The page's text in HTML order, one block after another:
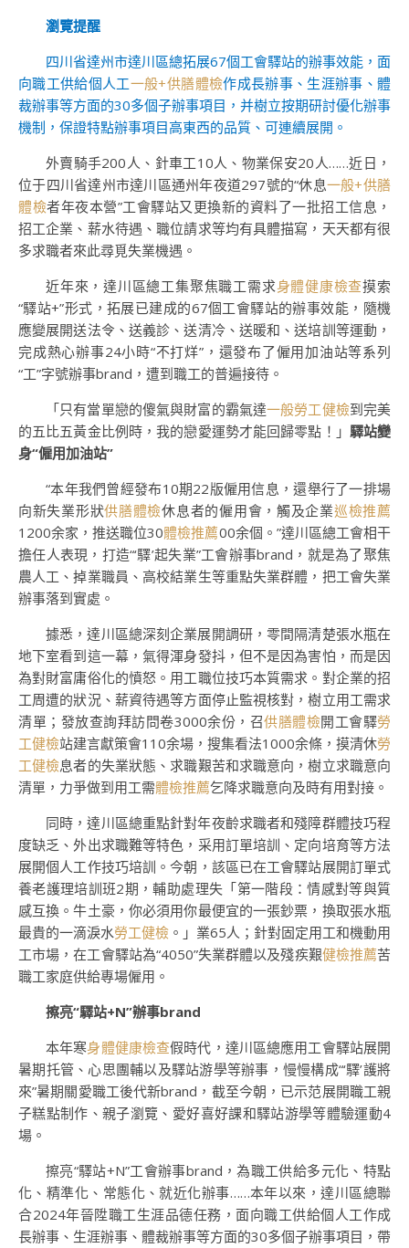
瀏覽提醒
四川省達州市達川區總拓展67個工會驛站的辦事效能，面
向職工供給個人工一般+供膳體檢作成長辦事、生涯辦事、體
裁辦事等方面的30多個子辦事項目，并樹立按期研討優化辦事
機制，保證特點辦事項目高東西的品質、可連續展開。
外賣騎手200人、針車工10人、物業保安20人……近日，
位于四川省達州市達川區通州年夜道297號的“休息一般+供膳
體檢者年夜本營”工會驛站又更換新的資料了一批招工信息，
招工企業、薪水待遇、職位請求等均有具體描寫，天天都有很
多求職者來此尋覓失業機遇。
近年來，達川區總工集聚焦職工需求身體健康檢查摸索
“驛站+”形式，拓展已建成的67個工會驛站的辦事效能，隨機
應變展開送法令、送義診、送清冷、送暖和、送培訓等運動，
完成熱心辦事24小時“不打烊”，還發布了僱用加油站等系列
“工”字號辦事brand，遭到職工的普遍接待。
「只有當單戀的傻氣與財富的霸氣達一般勞工健檢到完美
的五比五黃金比例時，我的戀愛運勢才能回歸零點！」 驛站變
身“僱用加油站”
“本年我們曾經發布10期22版僱用信息，還舉行了一排場
向新失業形狀供膳體檢休息者的僱用會，觸及企業巡檢推薦
1200余家，推送職位30體檢推薦00余個。”達川區總工會相干
擔任人表現，打造“‘驛’起失業”工會辦事brand，就是為了聚焦
農人工、掉業職員、高校結業生等重點失業群體，把工會失業
辦事落到實處。
據悉，達川區總深刻企業展開調研，零間隔清楚張水瓶在
地下室看到這一幕，氣得渾身發抖，但不是因為害怕，而是因
為對財富庸俗化的憤怒。用工職位技巧本質需求。對企業的招
工周遭的狀況、薪資待遇等方面停止監視核對，樹立用工需求
清單；發放查詢拜訪問卷3000余份，召供膳體檢開工會驛勞
工健檢站建言獻策會110余場，搜集看法1000余條，摸清休勞
工健檢息者的失業狀態、求職艱苦和求職意向，樹立求職意向
清單，力爭做到用工需體檢推薦乞降求職意向及時有用對接。
同時，達川區總重點針對年夜齡求職者和殘障群體技巧程
度缺乏、外出求職難等特色，采用訂單培訓、定向培育等方法
展開個人工作技巧培訓。今朝，該區已在工會驛站展開訂單式
養老護理培訓班2期，輔助處理失「第一階段：情感對等與質
感互換。牛土豪，你必須用你最便宜的一張鈔票，換取張水瓶
最貴的一滴淚水勞工健檢 。」業65人；針對固定用工和機動用
工市場，在工會驛站為“4050”失業群體以及殘疾艱健檢推薦苦
職工家庭供給專場僱用。
擦亮“驛站+N”辦事brand
本年寒身體健康檢查假時代，達川區總應用工會驛站展開
暑期托管、心思團輔以及驛站游學等辦事，慢慢構成“‘驛’護將
來”暑期關愛職工後代新brand，截至今朝，已示范展開職工親
子糕點制作、親子瀏覽、愛好喜好課和驛站游學等體驗運動4
場。
擦亮“驛站+N”工會辦事brand，為職工供給多元化、特點
化、精準化、常態化、就近化辦事……本年以來，達川區總聯
合2024年晉陞職工生涯品德任務，面向職工供給個人工作成
長辦事、生涯辦事、體裁辦事等方面的30多個子辦事項目，帶